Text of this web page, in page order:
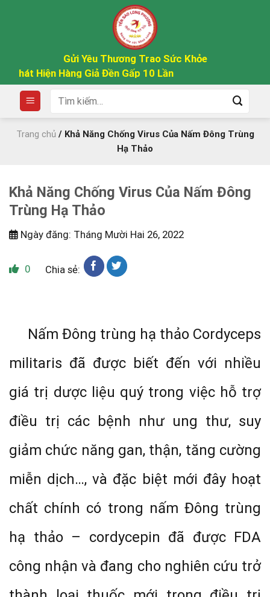
Gửi Yêu Thương Trao Sức Khỏe
Hiện Hàng Giả Đền Gấp 10 Lần
kiếm:
Trang chủ/ Khả Năng Chống Virus Của Nấm Đông Trùng
Hạ Thảo
Khả Năng Chống Virus Của Nấm Đông
Trùng Hạ Thảo
Ngày đăng: Tháng Mười Hai 26, 2022
0 Chia sẻ:
Nấm Đông trùng hạ thảo Cordyceps
militaris đã được biết đến với nhiều
giá trị dược liệu quý trong việc hỗ trợ
điều trị các bệnh như ung thư, suy
giảm chức năng gan, thận, tăng cường
miễn dịch…, và đặc biệt mới đây hoạt
chất chính có trong nấm Đông trùng
hạ thảo – cordycepin đã được FDA
công nhận và đang cho nghiên cứu trở